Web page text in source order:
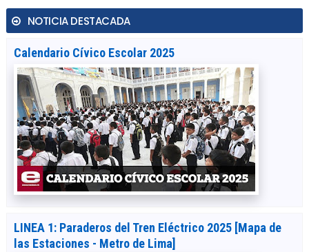
NOTICIA DESTACADA
Calendario Cívico Escolar 2025
LINEA 1: Paraderos del Tren Eléctrico 2025 [Mapa de
las Estaciones - Metro de Lima]